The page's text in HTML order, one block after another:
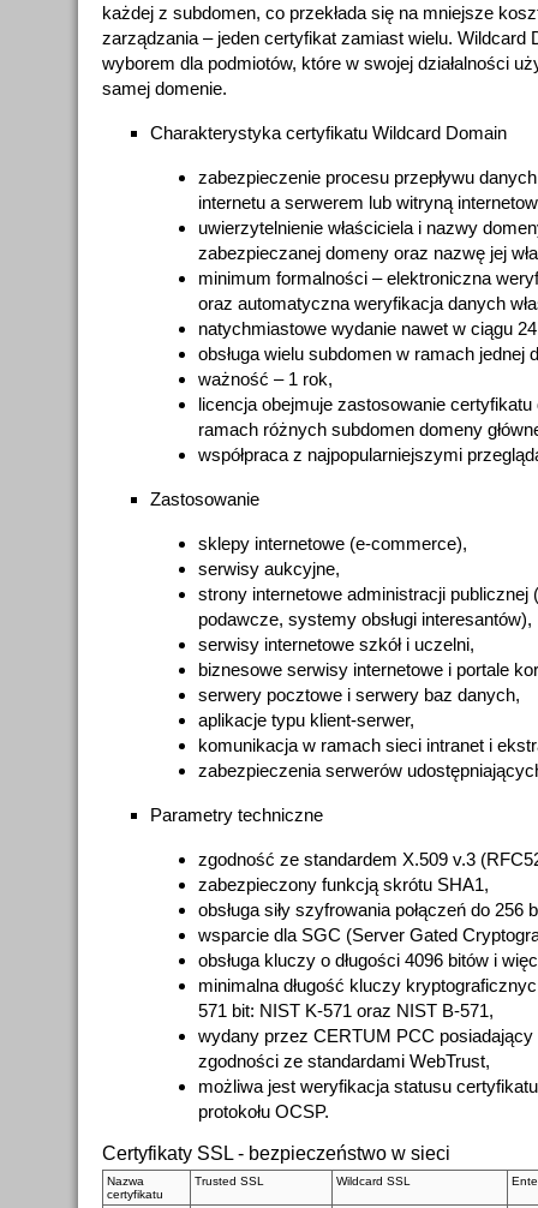
każdej z subdomen, co przekłada się na mniejsze
zarządzania – jeden certyfikat zamiast wielu. Wildcard
wyborem dla podmiotów, które w swojej działalności
samej domenie.
Charakterystyka certyfikatu Wildcard Domain
zabezpieczenie procesu przepływu
internetu a serwerem lub witryną
uwierzytelnienie właściciela i nazwy
zabezpieczanej domeny oraz nazwę jej
minimum formalności – elektroniczna
oraz automatyczna weryfikacja danych
natychmiastowe wydanie nawet w ciągu
obsługa wielu subdomen w ramach jednej
ważność – 1 rok,
licencja obejmuje zastosowanie
ramach różnych subdomen domeny
współpraca z najpopularniejszymi
Zastosowanie
sklepy internetowe (e-commerce),
serwisy aukcyjne,
strony internetowe administracji publicznej
podawcze, systemy obsługi interesantów),
serwisy internetowe szkół i uczelni,
biznesowe serwisy internetowe i portale
serwery pocztowe i serwery baz danych,
aplikacje typu klient-serwer,
komunikacja w ramach sieci intranet i
zabezpieczenia serwerów
Parametry techniczne
zgodność ze standardem X.509 v.3
zabezpieczony funkcją skrótu SHA1,
obsługa siły szyfrowania połączeń do 256
wsparcie dla SGC (Server Gated
obsługa kluczy o długości 4096 bitów i
minimalna długość kluczy
571 bit: NIST K-571 oraz NIST B-571,
wydany przez CERTUM PCC
zgodności ze standardami WebTrust,
możliwa jest weryfikacja statusu
protokołu OCSP.
Certyfikaty SSL - bezpieczeństwo w sieci
Nazwa
certyfikatu
Trusted SSL Wildcard SSL